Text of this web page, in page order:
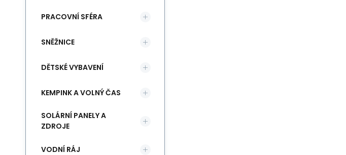
PRACOVNÍ SFÉRA
SNĚŽNICE
DĚTSKÉ VYBAVENÍ
KEMPINK A VOLNÝ ČAS
SOLÁRNÍ PANELY A
ZDROJE
VODNÍ RÁJ